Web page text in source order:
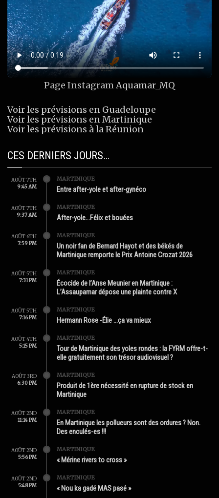
Page Instagram Aquamar_MQ
Voir les prévisions en Guadeloupe
Voir les prévisions en Martinique
Voir les prévisions à la Réunion
CES DERNIERS JOURS…
AOÛT 7TH
9:45 AM
MARTINIQUE
Entre after-yole et after-gynéco
AOÛT 7TH
9:37 AM
MARTINIQUE
After-yole…Félix et bouées
AOÛT 6TH
7:59 PM
MARTINIQUE
Un noir fan de Bernard Hayot et des békés de
Martinique remporte le Prix Antoine Crozat 2026
AOÛT 5TH
7:31 PM
MARTINIQUE
Écocide de l’Anse Meunier en Martinique :
L’Assaupamar dépose une plainte contre X
AOÛT 5TH
7:16 PM
MARTINIQUE
Hermann Rose -Élie …ça va mieux
AOÛT 4TH
5:15 PM
MARTINIQUE
Tour de Martinique des yoles rondes : la FYRM offre-t-
elle gratuitement son trésor audiovisuel ?
AOÛT 3RD
6:30 PM
MARTINIQUE
Produit de 1ère nécessité en rupture de stock en
Martinique
AOÛT 2ND
11:14 PM
MARTINIQUE
En Martinique les pollueurs sont des ordures ? Non.
Des enculés-es !!!
AOÛT 2ND
5:56 PM
MARTINIQUE
« Mérine rivers to cross »
AOÛT 2ND
5:48 PM
MARTINIQUE
« Nou ka gadé MAS pasé »